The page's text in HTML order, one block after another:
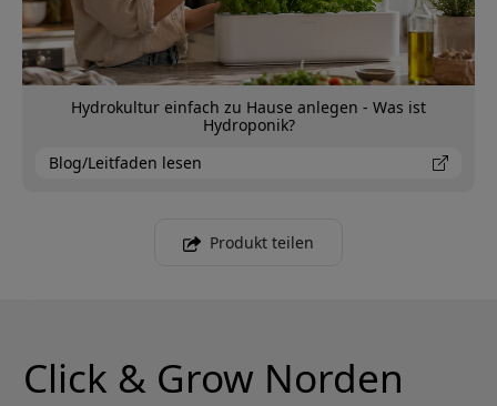
Hydrokultur einfach zu Hause anlegen - Was ist
Hydroponik?
Blog/Leitfaden lesen
Produkt teilen
Click & Grow Norden